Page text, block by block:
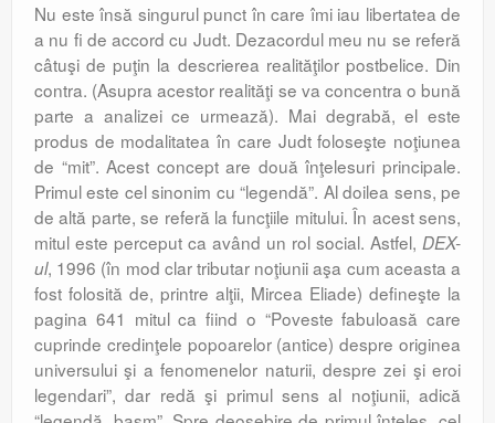
Nu este însă singurul punct în care îmi iau libertatea de
a nu fi de accord cu Judt. Dezacordul meu nu se referă
câtuşi de puţin la descrierea realităţilor postbelice. Din
contra. (Asupra acestor realităţi se va concentra o bună
parte a analizei ce urmează). Mai degrabă, el este
produs de modalitatea în care Judt foloseşte noţiunea
de “mit”. Acest concept are două înţelesuri principale.
Primul este cel sinonim cu “legendă”. Al doilea sens, pe
de altă parte, se referă la funcţiile mitului. În acest sens,
mitul este perceput ca având un rol social. Astfel, DEX-
ul, 1996 (în mod clar tributar noţiunii aşa cum aceasta a
fost folosită de, printre alţii, Mircea Eliade) defineşte la
pagina 641 mitul ca fiind o “Poveste fabuloasă care
cuprinde credinţele popoarelor (antice) despre originea
universului şi a fenomenelor naturii, despre zei şi eroi
legendari”, dar redă şi primul sens al noţiunii, adică